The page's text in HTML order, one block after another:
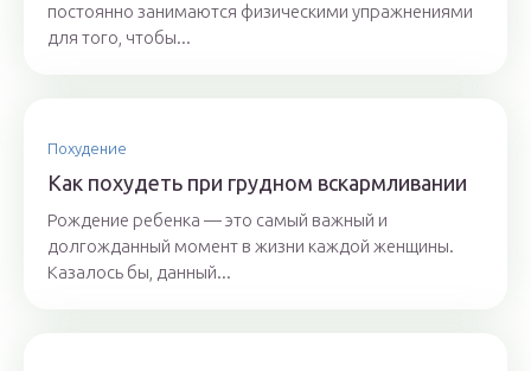
постоянно занимаются физическими упражнениями
для того, чтобы...
Похудение
Как похудеть при грудном вскармливании
Рождение ребенка — это самый важный и
долгожданный момент в жизни каждой женщины.
Казалось бы, данный...